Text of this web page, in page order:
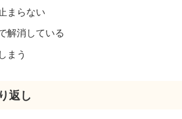
まらない
解消している
まう
返し